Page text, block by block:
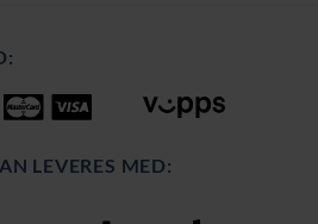
LEVERES MED: